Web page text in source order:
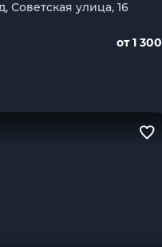
Советская улица, 16
от 1 300